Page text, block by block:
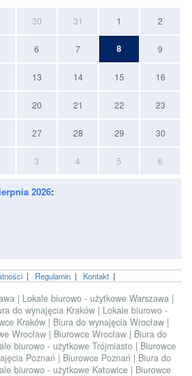
30 31 1 2
6 7 8 9
13 14 15 16
20 21 22 23
27 28 29 30
3 4 5 6
2026:
| Regulamin| Kontakt|
| Lokale biurowo - użytkowe Warszawa |
do wynajęcia Kraków | Lokale biurowo -
Kraków | Biura do wynajęcia Wrocław |
Wrocław | Biurowce Wrocław | Biura do
biurowo - użytkowe Trójmiasto | Biurowce
Poznań | Biurowce Poznań | Biura do
biurowo - użytkowe Katowice | Biurowce